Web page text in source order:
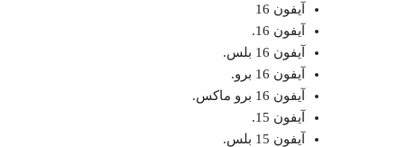
آيفون 16
آيفون 16.
آيفون 16 بلس.
آيفون 16 برو.
آيفون 16 برو ماكس.
آيفون 15.
آيفون 15 بلس.